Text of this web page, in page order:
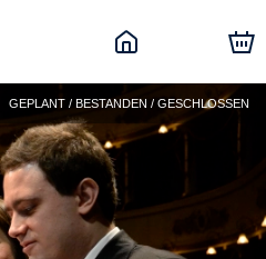
GEPLANT / BESTANDEN / GESCHLOSSEN